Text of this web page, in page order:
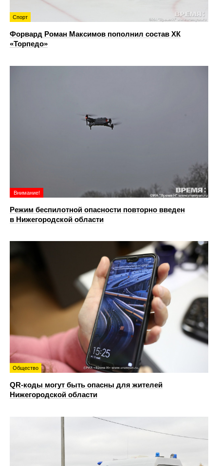
Спорт
Форвард Роман Максимов пополнил состав ХК
«Торпедо»
Внимание!
Режим беспилотной опасности повторно введен
в Нижегородской области
Общество
QR-коды могут быть опасны для жителей
Нижегородской области